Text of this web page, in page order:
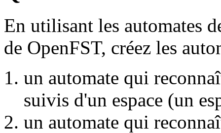
En utilisant les automates
de OpenFST, créez les
un automate qui
suivis d'un espace (un
un automate qui